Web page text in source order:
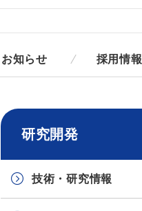
お知らせ 採用情報
研究開発
技術・研究情報